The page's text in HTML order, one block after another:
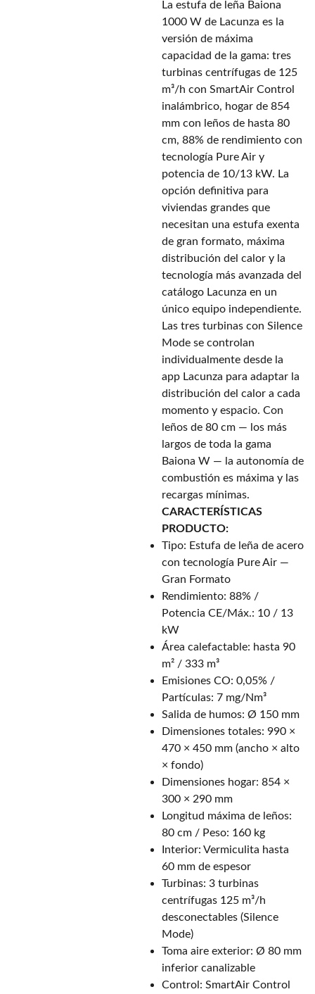
La estufa de leña Baiona
1000 W de Lacunza es la
versión de máxima
capacidad de la gama: tres
turbinas centrífugas de 125
m³/h con SmartAir Control
inalámbrico, hogar de 854
mm con leños de hasta 80
cm, 88% de rendimiento con
tecnología Pure Air y
potencia de 10/13 kW. La
opción definitiva para
viviendas grandes que
necesitan una estufa exenta
de gran formato, máxima
distribución del calor y la
tecnología más avanzada del
catálogo Lacunza en un
único equipo independiente.
Las tres turbinas con Silence
Mode se controlan
individualmente desde la
app Lacunza para adaptar la
distribución del calor a cada
momento y espacio. Con
leños de 80 cm — los más
largos de toda la gama
Baiona W — la autonomía de
combustión es máxima y las
recargas mínimas.
CARACTERÍSTICAS
PRODUCTO:
Tipo: Estufa de leña de acero
con tecnología Pure Air —
Gran Formato
Rendimiento: 88% /
Potencia CE/Máx.: 10 / 13
kW
Área calefactable: hasta 90
m² / 333 m³
Emisiones CO: 0,05% /
Partículas: 7 mg/Nm³
Salida de humos: Ø 150 mm
Dimensiones totales: 990 ×
470 × 450 mm (ancho × alto
× fondo)
Dimensiones hogar: 854 ×
300 × 290 mm
Longitud máxima de leños:
80 cm / Peso: 160 kg
Interior: Vermiculita hasta
60 mm de espesor
Turbinas: 3 turbinas
centrífugas 125 m³/h
desconectables (Silence
Mode)
Toma aire exterior: Ø 80 mm
inferior canalizable
Control: SmartAir Control